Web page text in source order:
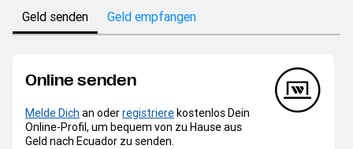
Geld senden Geld empfangen
Online senden
Melde Dich an oderregistrierekostenlos Dein
Online-Profil, um bequem von zu Hause aus
Geld nach Ecuador zu senden.